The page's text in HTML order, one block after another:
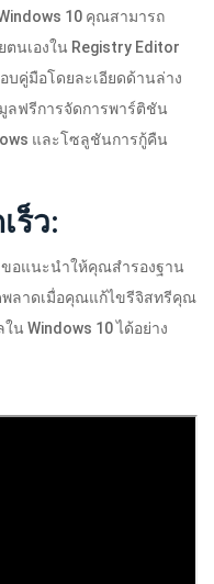
10 คุณสามารถ
นเองใน Registry Editor
บคู่มือโดยละเอียดด้านล่าง
ลฟรีการจัดการพาร์ติชัน
และโซลูชันการกู้คืน
ร็ว:
อแนะนำให้คุณสำรองฐาน
พลาดเมื่อคุณแก้ไขรีจิสทรีคุณ
น Windows 10 ได้อย่าง